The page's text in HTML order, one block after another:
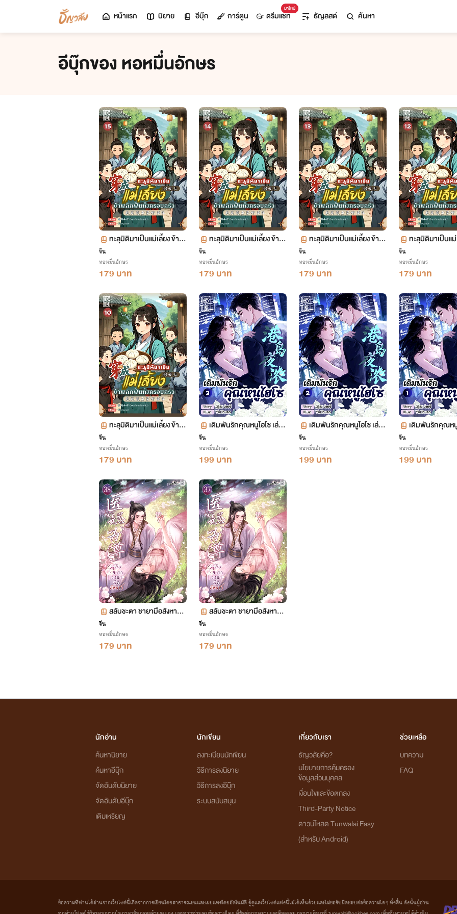
หน้าแรก นิยาย อีบุ๊ก การ์ตูน
มาใหม่
ดรีมแชท ธัญลิสต์ ค้นหา
อีบุ๊กของ หอหมื่นอักษร
ทะลุมิติมาเป็นแม่เลี้ยง ข้าพ
(จบ+ตอนพิเศษ)
จีน
หอหมื่นอักษร
179 บาท
ทะลุมิติมาเป็นแม่เลี้ยง ข้าพ
ตอน 706-758
จีน
หอหมื่นอักษร
179 บาท
ทะลุมิติมาเป็นแม่เลี้ยง ข้าพ
ตอน 653-705
จีน
หอหมื่นอักษร
179 บาท
ทะลุมิติมาเป็นแ
ตอน 600-652
จีน
หอหมื่นอักษร
179 บาท
ทะลุมิติมาเป็นแม่เลี้ยง ข้าพ
ตอน 493-546
จีน
หอหมื่นอักษร
179 บาท
เดิมพันรักคุณหนูไฮโซ เล่ม
จีน
หอหมื่นอักษร
199 บาท
เดิมพันรักคุณหนูไฮโซ เล่ม
จีน
หอหมื่นอักษร
199 บาท
เดิมพันรักคุณหนู
จีน
หอหมื่นอักษร
199 บาท
สลับชะตา ชายามือสังหาร เ
จีน
หอหมื่นอักษร
179 บาท
สลับชะตา ชายามือสังหาร เ
จีน
หอหมื่นอักษร
179 บาท
นักอ่าน
ค้นหานิยาย
ค้นหาอีบุ๊ก
จัดอันดับนิยาย
จัดอันดับอีบุ๊ก
เติมเหรียญ
นักเขียน
ลงทะเบียนนักเขียน
วิธีการลงนิยาย
วิธีการลงอีบุ๊ก
ระบบสนับสนุน
เกี่ยวกับเรา
ธัญวลัยคือ?
นโยบายการคุ้มครอง
ข้อมูลส่วนบุคคล
เงื่อนไขและข้อตกลง
Third-Party Notice
ดาวน์โหลด Tunwalai Easy
(สำหรับ Android)
ช่วยเหลือ
บทความ
FAQ
ข้อความที่ท่านได้อ่านจากเว็บไซต์นี้เกิดจากการเขียนโดยสาธารณชนและเผยแพร่โดยอัตโนมัติ ผู้ดูแลเว็บไซต์แห่งนี้ไม่ได้เห็นด้วยและไม่ขอรับผิดชอบต่อข้อความใดๆ ทั้งสิ้น ดังนั้นผู้อ่าน